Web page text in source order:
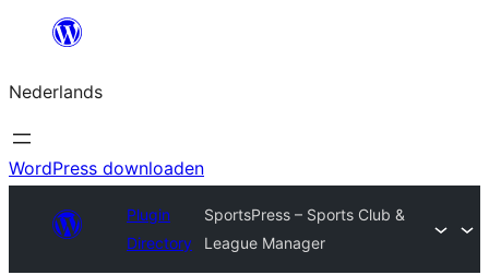
de
inhoud
Nederlands
WordPress downloaden
Plugin
Directory
SportsPress – Sports Club &
League Manager